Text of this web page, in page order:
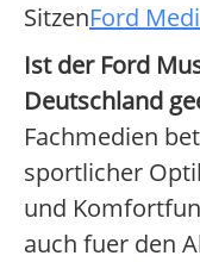
SitzenFord
Ist der Ford
Deutschland
Fachmedien
sportlicher
und
auch fuer den